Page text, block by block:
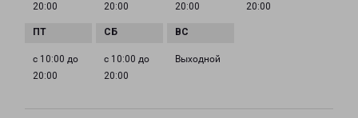
20:00
20:00
20:00
20:00
с 10:00 до
20:00
с 10:00 до
20:00
Выходной